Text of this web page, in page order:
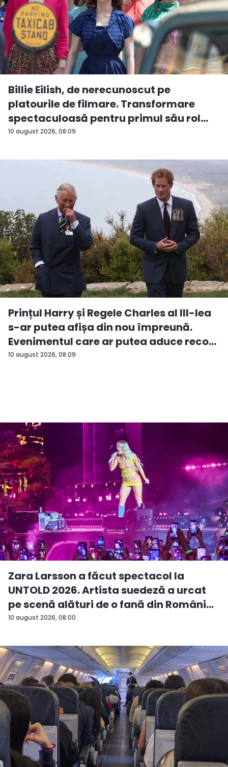
10 august 2026, 08:09
Billie Eilish, de nerecunoscut pe
platourile de filmare. Transformare
spectaculoasă pentru primul său rol
m...
10 august 2026, 08:09
Prințul Harry și Regele Charles al III-lea
s-ar putea afișa din nou împreună.
Evenimentul care ar putea aduce reco...
10 august 2026, 08:00
Zara Larsson a făcut spectacol la
UNTOLD 2026. Artista suedeză a urcat
pe scenă alături de o fană din Români...